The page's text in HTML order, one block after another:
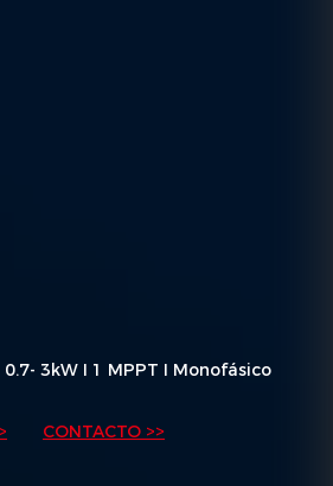
3kW I 1 MPPT I Monofásico
CONTACTO >>